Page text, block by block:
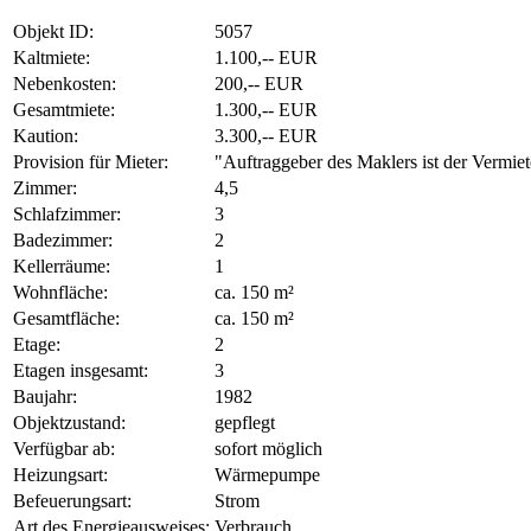
Objekt ID:
5057
Kaltmiete:
1.100,-- EUR
Nebenkosten:
200,-- EUR
Gesamtmiete:
1.300,-- EUR
Kaution:
3.300,-- EUR
Provision für Mieter:
"Auftraggeber des Maklers ist der
Zimmer:
4,5
Schlafzimmer:
3
Badezimmer:
2
Kellerräume:
1
Wohnfläche:
ca. 150 m²
Gesamtfläche:
ca. 150 m²
Etage:
2
Etagen insgesamt:
3
Baujahr:
1982
Objektzustand:
gepflegt
Verfügbar ab:
sofort möglich
Heizungsart:
Wärmepumpe
Befeuerungsart:
Strom